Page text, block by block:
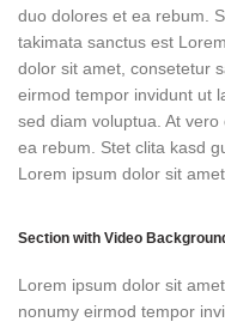
duo dolores et ea rebum.
takimata sanctus est
dolor sit amet, consetetur
eirmod tempor invidunt ut
sed diam voluptua. At
ea rebum. Stet clita kasd
Lorem ipsum dolor sit amet.
Section with Video
Lorem ipsum dolor sit
nonumy eirmod tempor